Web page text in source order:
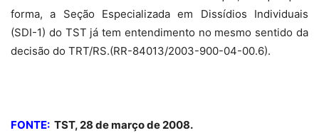
forma, a Seção Especializadaem Dissídios Individuais
(SDI-1) do TST já tem entendimento no mesmo sentido da
decisão do TRT/RS.(RR-84013/2003-900-04-00.6).
FONTE: TST, 28 de março de 2008.